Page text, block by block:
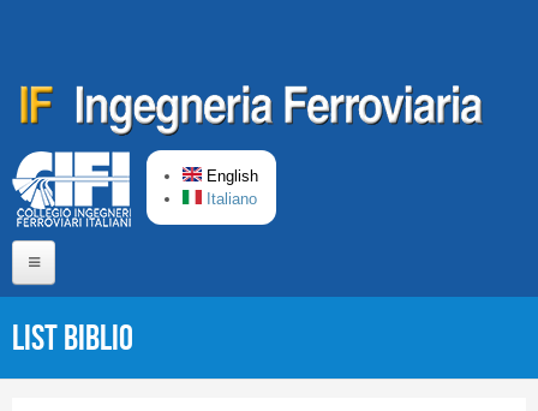
English
Italiano
List Biblio